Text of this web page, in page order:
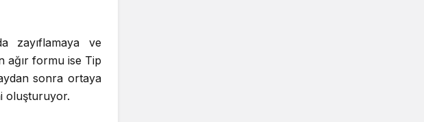
zayıflamaya ve
ağır formu ise Tip
sonra ortaya
oluşturuyor.